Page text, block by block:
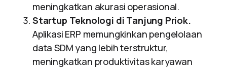
meningkatkan akurasi operasional.
Startup Teknologi di Tanjung Priok.
Aplikasi ERP memungkinkan pengelolaan
data SDM yang lebih terstruktur,
meningkatkan produktivitas karyawan